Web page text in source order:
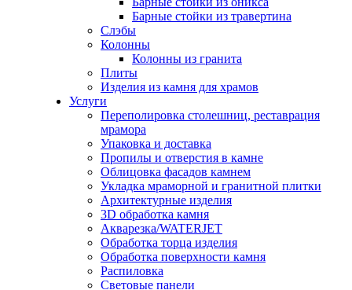
Барные стойки из травертина
Слэбы
Колонны
Колонны из гранита
Плиты
Изделия из камня для храмов
Услуги
Переполировка столешниц, реставрация
мрамора
Упаковка и доставка
Пропилы и отверстия в камне
Облицовка фасадов камнем
Укладка мраморной и гранитной плитки
Архитектурные изделия
3D обработка камня
Акварезка/WATERJET
Обработка торца изделия
Обработка поверхности камня
Распиловка
Световые панели